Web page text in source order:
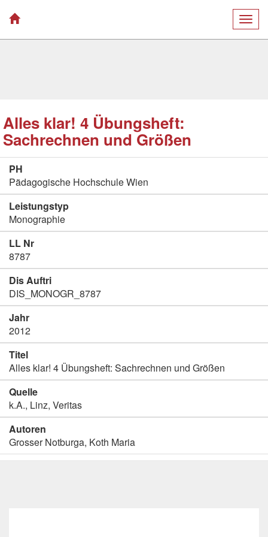
Alles klar! 4 Übungsheft:
Sachrechnen und Größen
PH
Pädagogische Hochschule Wien
Leistungstyp
Monographie
LL Nr
8787
Dis Auftri
DIS_MONOGR_8787
Jahr
2012
Titel
Alles klar! 4 Übungsheft: Sachrechnen und Größen
Quelle
k.A., Linz, Veritas
Autoren
Grosser Notburga, Koth Maria